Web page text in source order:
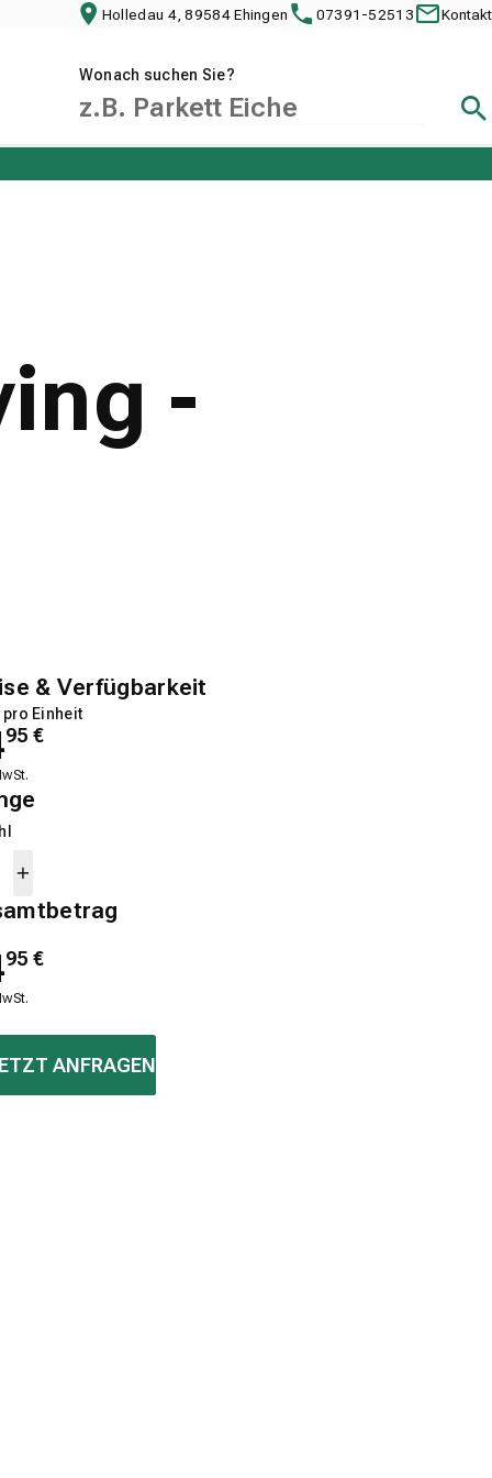
Holledau 4, 89584 Ehingen 07391-52513 Kontakt
Wonach suchen Sie?
-
& Verfügbarkeit
pro Einheit
95 €
95 €
ANFRAGEN